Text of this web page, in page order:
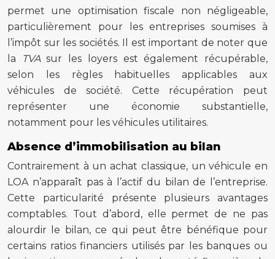
permet une optimisation fiscale non négligeable,
particulièrement pour les entreprises soumises à
l’impôt sur les sociétés. Il est important de noter que
la
TVAsur les loyers est également récupérable,
selon les règles habituelles applicables aux
véhicules de société. Cette récupération peut
représenter une économie substantielle,
notamment pour les véhicules utilitaires.
Absence d’immobilisation au bilan
Contrairement à un achat classique, un véhicule en
LOA n’apparaît pas à l’actif du bilan de l’entreprise.
Cette particularité présente plusieurs avantages
comptables. Tout d’abord, elle permet de ne pas
alourdir le bilan, ce qui peut être bénéfique pour
certains ratios financiers utilisés par les banques ou